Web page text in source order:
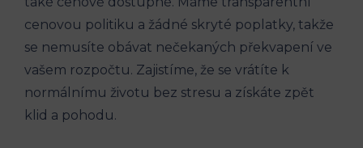
cenovou politiku a žádné skryté poplatky, takže
se nemusíte obávat nečekaných překvapení ve
vašem ⁤rozpočtu.⁣ Zajistíme, že se vrátíte​ k
normálnímu životu⁤ bez stresu a ‌získáte zpět
klid a pohodu.